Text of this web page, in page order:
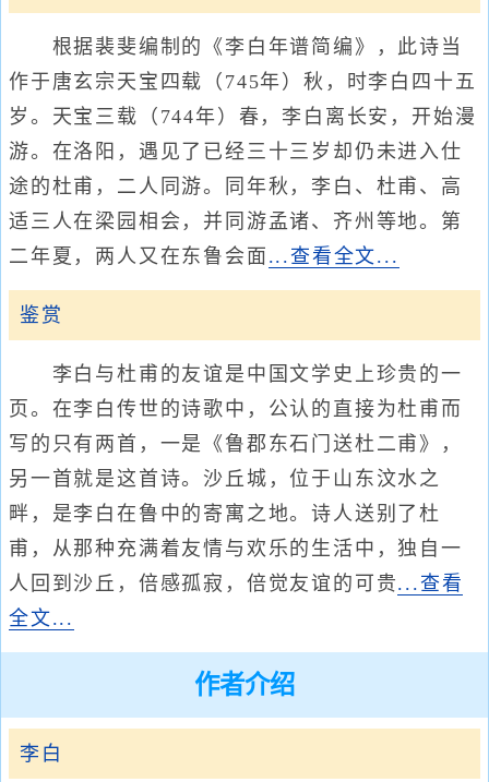
根据裴斐编制的《李白年谱简编》，此诗当
作于唐玄宗天宝四载（745年）秋，时李白四十五
岁。天宝三载（744年）春，李白离长安，开始漫
游。在洛阳，遇见了已经三十三岁却仍未进入仕
途的杜甫，二人同游。同年秋，李白、杜甫、高
适三人在梁园相会，并同游孟诸、齐州等地。第
二年夏，两人又在东鲁会面 ...查看全文...
鉴赏
李白与杜甫的友谊是中国文学史上珍贵的一
页。在李白传世的诗歌中，公认的直接为杜甫而
写的只有两首，一是《鲁郡东石门送杜二甫》，
另一首就是这首诗。沙丘城，位于山东汶水之
畔，是李白在鲁中的寄寓之地。诗人送别了杜
甫，从那种充满着友情与欢乐的生活中，独自一
人回到沙丘，倍感孤寂，倍觉友谊的可贵...查看
全文...
作者介绍
李白